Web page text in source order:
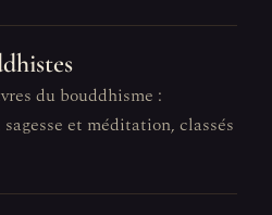
du bouddhisme :
et méditation, classés